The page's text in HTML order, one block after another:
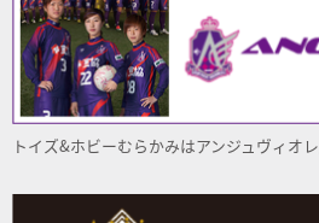
トイズ&ホビーむらかみはアンジュヴィオレ